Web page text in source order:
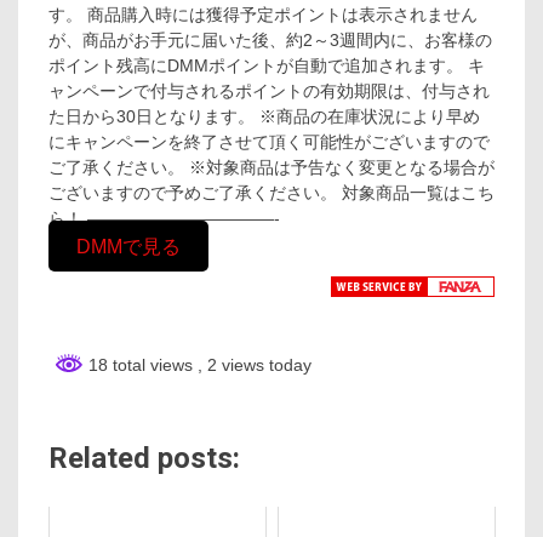
す。 商品購入時には獲得予定ポイントは表示されません
が、商品がお手元に届いた後、約2～3週間内に、お客様の
ポイント残高にDMMポイントが自動で追加されます。 キ
ャンペーンで付与されるポイントの有効期限は、付与され
た日から30日となります。 ※商品の在庫状況により早め
にキャンペーンを終了させて頂く可能性がございますので
ご了承ください。 ※対象商品は予告なく変更となる場合が
ございますので予めご了承ください。 対象商品一覧はこち
ら！ ———————————-
DMMで見る
18 total views , 2 views today
Related posts: